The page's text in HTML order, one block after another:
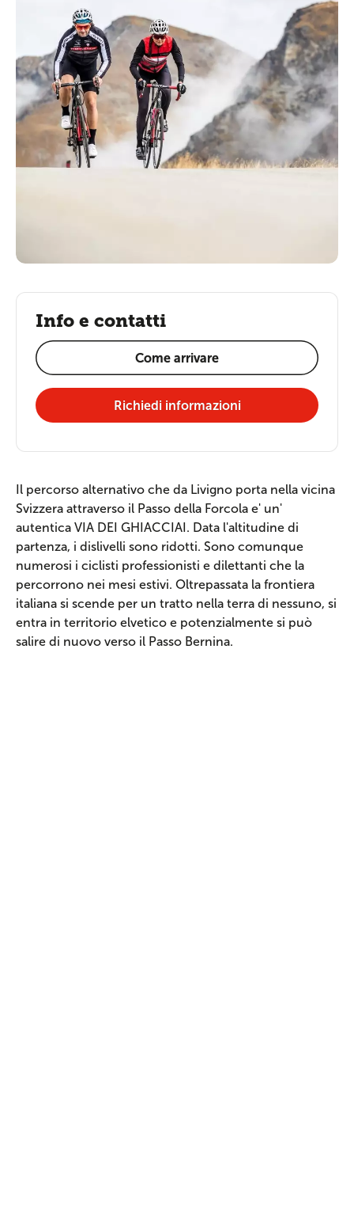
Il percorso alternativo che da Livigno porta nella vicina
Svizzera attraverso il Passo della Forcola e' un'
autentica VIA DEI GHIACCIAI. Data l'altitudine di
partenza, i dislivelli sono ridotti. Sono comunque
numerosi i ciclisti professionisti e dilettanti che la
percorrono nei mesi estivi. Oltrepassata la frontiera
italiana si scende per un tratto nella terra di nessuno, si
entra in territorio elvetico e potenzialmente si può
salire di nuovo verso il Passo Bernina.
Info e contatti
Come arrivare
Richiedi informazioni